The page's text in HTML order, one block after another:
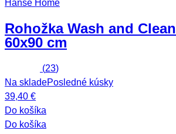
Hanse Home
Rohožka Wash and Clean
60x90 cm
(23)
Na skladePosledné kúsky
39,40 €
Do košíka
Do košíka